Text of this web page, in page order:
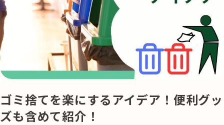
ゴミ捨てを楽にするアイデア！便利グッ
ズも含めて紹介！